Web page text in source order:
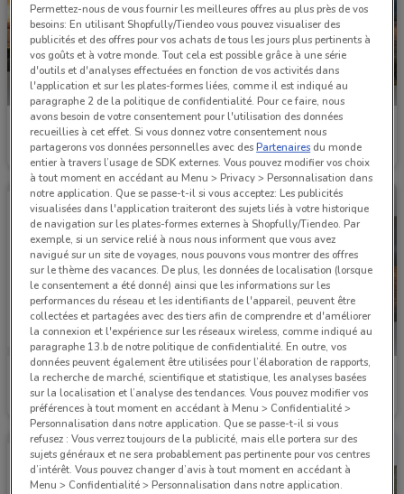
Ford
Valable jusqu'au 31/12 4.2 km
Ford
Valable jusqu'au 31/08 4.2 km
Ford
Valable jusqu'au 31/12 4.2 km
Ford
Valable jusqu'au 31/12
Permettez-nous de vous fournir les meilleures offres au plus près de vos
besoins: En utilisant Shopfully/Tiendeo vous pouvez visualiser des
publicités et des offres pour vos achats de tous les jours plus pertinents à
vos goûts et à votre monde. Tout cela est possible grâce à une série
d'outils et d'analyses effectuées en fonction de vos activités dans
l'application et sur les plates-formes liées, comme il est indiqué au
paragraphe 2 de la politique de confidentialité. Pour ce faire, nous
avons besoin de votre consentement pour l'utilisation des données
recueillies à cet effet. Si vous donnez votre consentement nous
partagerons vos données personnelles avec desPartenaires du monde
entier à travers l’usage de SDK externes. Vous pouvez modifier vos choix
à tout moment en accédant au Menu > Privacy > Personnalisation dans
notre application. Que se passe-t-il si vous acceptez: Les publicités
visualisées dans l'application traiteront des sujets liés à votre historique
de navigation sur les plates-formes externes à Shopfully/Tiendeo. Par
exemple, si un service relié à nous nous informent que vous avez
navigué sur un site de voyages, nous pouvons vous montrer des offres
sur le thème des vacances. De plus, les données de localisation (lorsque
le consentement a été donné) ainsi que les informations sur les
performances du réseau et les identifiants de l'appareil, peuvent être
collectées et partagées avec des tiers afin de comprendre et d'améliorer
la connexion et l'expérience sur les réseaux wireless, comme indiqué au
paragraphe 13.b de notre politique de confidentialité. En outre, vos
données peuvent également être utilisées pour l’élaboration de rapports,
la recherche de marché, scientifique et statistique, les analyses basées
sur la localisation et l’analyse des tendances. Vous pouvez modifier vos
préférences à tout moment en accédant à Menu > Confidentialité >
Personnalisation dans notre application. Que se passe-t-il si vous
refusez : Vous verrez toujours de la publicité, mais elle portera sur des
sujets généraux et ne sera probablement pas pertinente pour vos centres
d’intérêt. Vous pouvez changer d’avis à tout moment en accédant à
Menu > Confidentialité > Personnalisation dans notre application.